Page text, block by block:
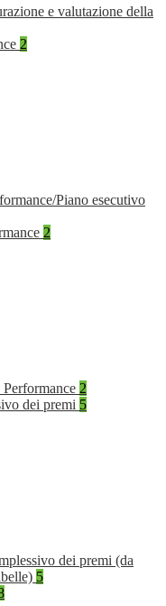
e valutazione della
2
Piano esecutivo
2
2
dei premi 5
dei premi (da
5